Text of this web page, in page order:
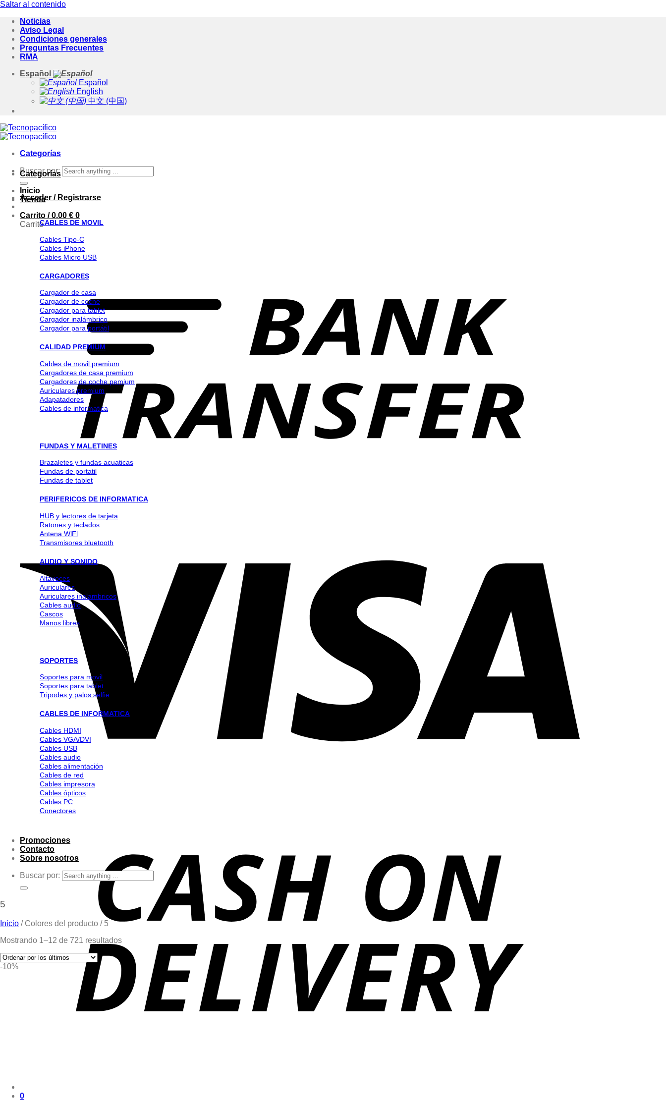
Saltar al contenido
Noticias
Aviso Legal
Condiciones generales
Preguntas Frecuentes
RMA
Español
Español
English
中文 (中国)
Categorías
Buscar por:
Acceder / Registrarse
Carrito /0.00 € 0
Carrito
0
Categorías
Inicio
Tienda
CABLES DE MOVIL
Cables Tipo-C
Cables iPhone
Cables Micro USB
CARGADORES
Cargador de casa
Cargador de coche
Cargador para tablet
Cargador inalámbrico
Cargador para portátil
CALIDAD PREMIUM
Cables de movil premium
Cargadores de casa premium
Cargadores de coche pemium
Auriculares premium
Adapatadores
Cables de informatica
FUNDAS Y MALETINES
Brazaletes y fundas acuaticas
Fundas de portatil
Fundas de tablet
PERIFERICOS DE INFORMATICA
HUB y lectores de tarjeta
Ratones y teclados
Antena WlFl
Transmisores bluetooth
AUDIO Y SONIDO
Altavoces
Auriculares
Auriculares inalambricos
Cables audio
Cascos
Manos libres
SOPORTES
Soportes para movil
Soportes para tablet
Tripodes y palos selfie
CABLES DE INFORMATICA
Cables HDMI
Cables VGA/DVI
Cables USB
Cables audio
Cables alimentación
Cables de red
Cables impresora
Cables ópticos
Cables PC
Conectores
Promociones
Contacto
Sobre nosotros
Buscar por:
5
Inicio /Colores del producto /5
Mostrando 1–12 de 721 resultados
-10%